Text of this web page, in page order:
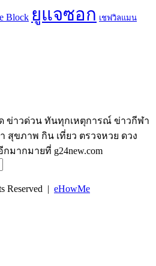
Block ยูแจซอก เชฟวิลแมน
ข่าวด่วน ทันทุกเหตุการณ์ ข่าวกีฬา
สุขภาพ กิน เที่ยว ตรวจหวย ดวง
มากมายที่ g24new.com
Reserved | eHowMe